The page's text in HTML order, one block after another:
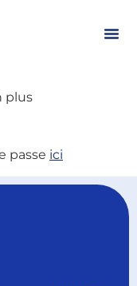
228
plus
passe ici